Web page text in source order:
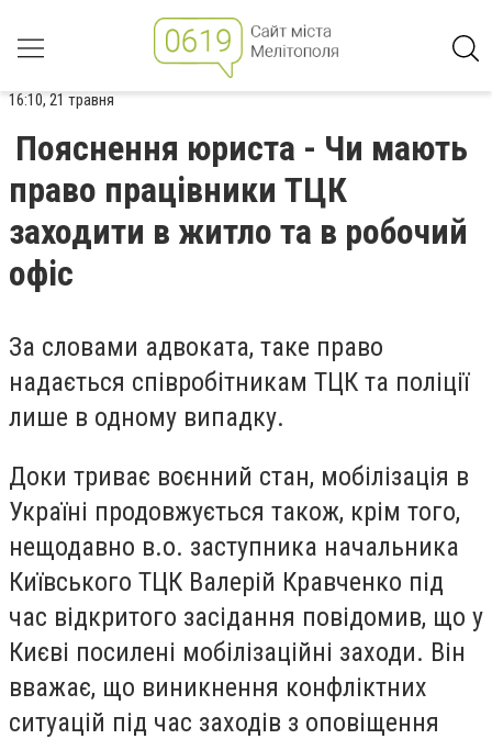
16:10, 21 травня
Пояснення юриста - Чи мають
право працівники ТЦК
заходити в житло та в робочий
офіс
За словами адвоката, таке право
надається співробітникам ТЦК та поліції
лише в одному випадку.
Доки триває воєнний стан, мобілізація в
Україні продовжується також, крім того,
нещодавно в.о. заступника начальника
Київського ТЦК Валерій Кравченко під
час відкритого засідання повідомив, що у
Києві посилені мобілізаційні заходи. Він
вважає, що виникнення конфліктних
ситуацій під час заходів з оповіщення